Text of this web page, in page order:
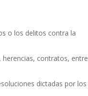
o los delitos contra la
herencias, contratos, entre
dictadas por los